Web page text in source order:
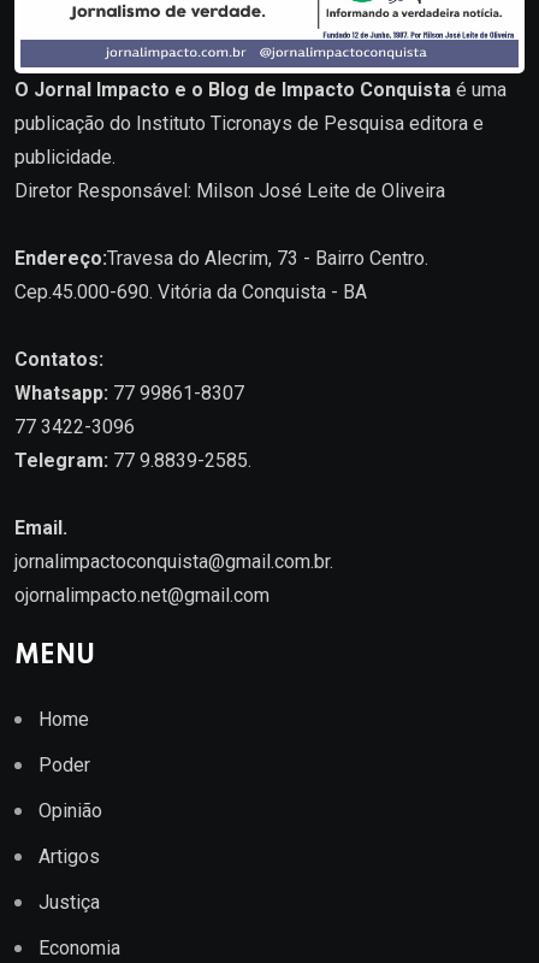
O Jornal Impacto e o Blog de Impacto Conquista é uma
publicação do Instituto Ticronays de Pesquisa editora e
publicidade.
Diretor Responsável: Milson José Leite de Oliveira
Endereço:Travesa do Alecrim, 73 - Bairro Centro.
Cep.45.000-690. Vitória da Conquista - BA
Contatos:
Whatsapp: 77 99861-8307
77 3422-3096
Telegram: 77 9.8839-2585.
Email.
jornalimpactoconquista@gmail.com.br.
ojornalimpacto.net@gmail.com
MENU
Home
Poder
Opinião
Artigos
Justiça
Economia